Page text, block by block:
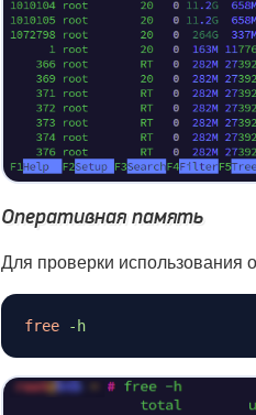
Оперативная память
Для проверки использования
free -h